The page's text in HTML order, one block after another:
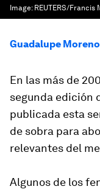
Image: REUTERS/Francis
Guadalupe Moreno
En las más de
segunda edición
publicada esta
de sobra para
relevantes del
Algunos de los